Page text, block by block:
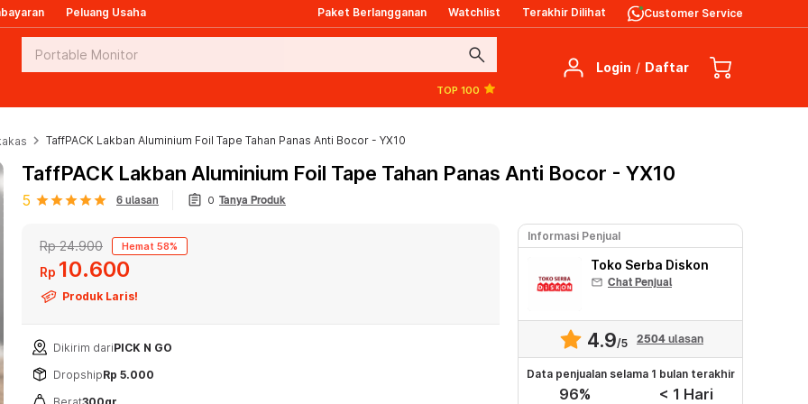
Peluang Usaha Paket Berlangganan Watchlist Terakhir Dilihat Customer Service
search
TOP 100
Login / Daftar
keyboard_arrow_right TaffPACK Lakban Aluminium Foil Tape Tahan Panas Anti Bocor - YX10
TaffPACK Lakban Aluminium Foil Tape Tahan Panas Anti Bocor - YX10
5 starstarstarstarstar 6 ulasan assignment 0 Tanya Produk
Rp 24.900 Hemat 58%
Rp 10 600
Produk Laris!
Dikirim dariPICK N GO
DropshipRp 5.000
Berat300gr
Informasi Penjual
Toko Serba Diskon
mail Chat Penjual
4.9/5 2504 ulasan
Data penjualan selama 1 bulan terakhir
96% < 1 Hari